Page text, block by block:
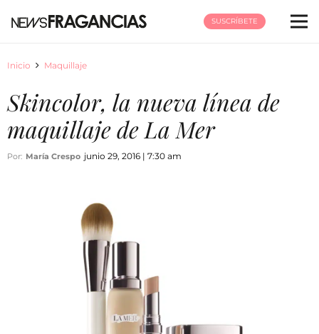
SUSCRÍBETE
Inicio Maquillaje
Skincolor, la nueva línea de
maquillaje de La Mer
Por: María Crespo junio 29, 2016 | 7:30 am